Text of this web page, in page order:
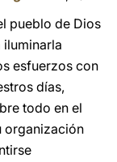
pueblo de Dios
iluminarla
esfuerzos con
días,
todo en el
organización